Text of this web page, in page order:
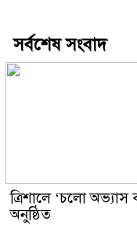
সর্বশেষ সংবাদ
‎ত্রিশালে ‘চলো অভ্যাস
অনুষ্ঠিত